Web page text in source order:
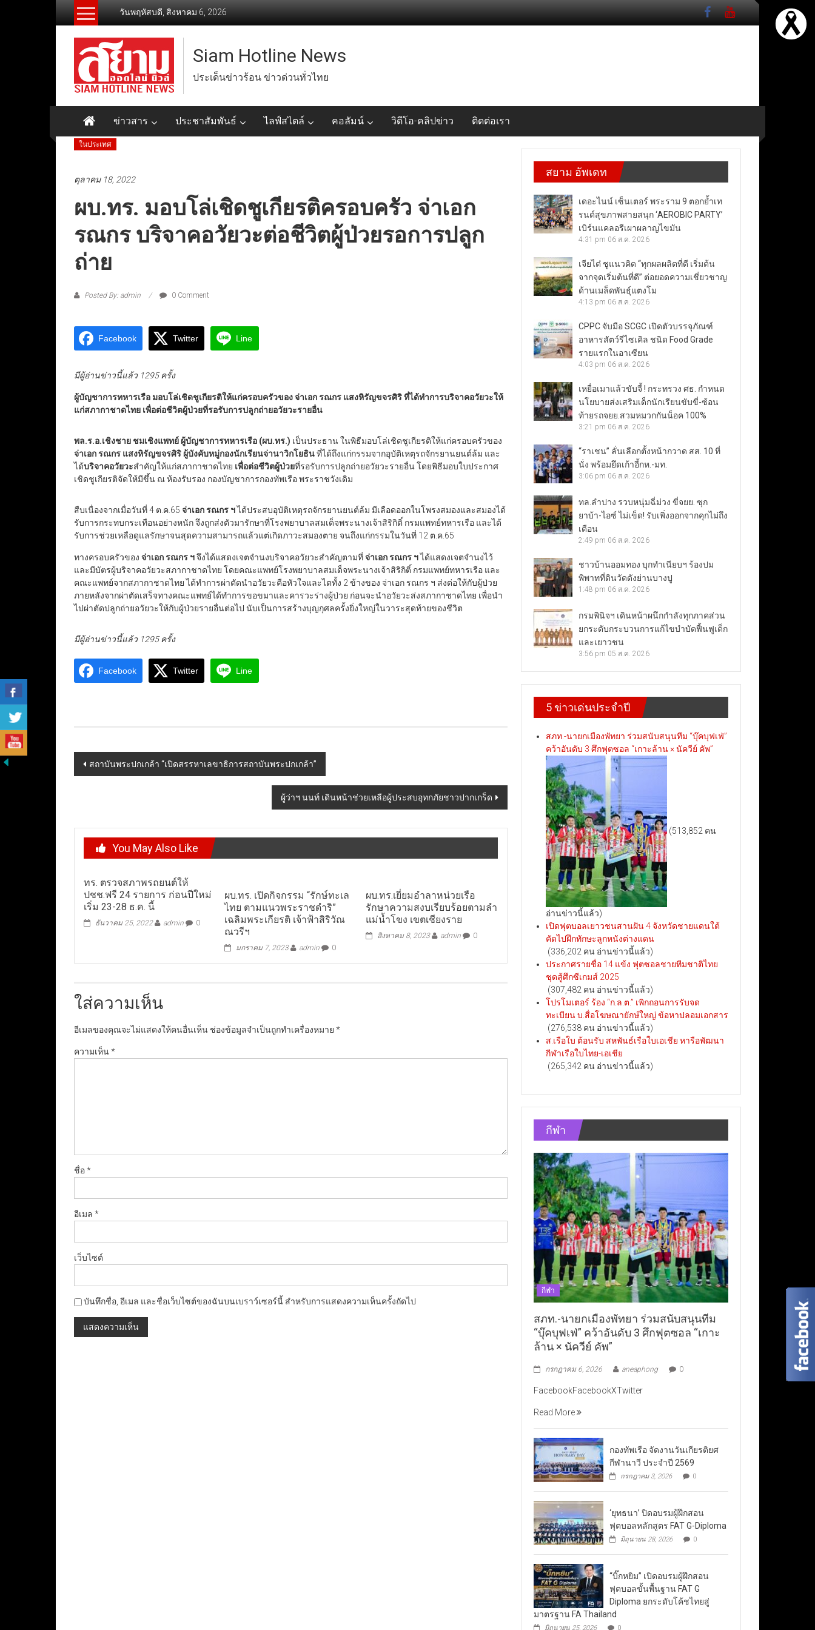
วันพฤหัสบดี, สิงหาคม 6, 2026
Siam Hotline News
ประเด็นข่าวร้อน ข่าวด่วนทั่วไทย
ข่าวสาร ประชาสัมพันธ์ ไลฟ์สไตล์ คอลัมน์ วิดีโอ-คลิปข่าว ติดต่อเรา
ในประเทศ
ตุลาคม 18, 2022
ผบ.ทร. มอบโล่เชิดชูเกียรติครอบครัว จ่าเอก
รณกร บริจาคอวัยวะต่อชีวิตผู้ป่วยรอการปลูก
ถ่าย
Posted By: admin 0 Comment
Facebook Twitter Line
มีผู้อ่านข่าวนี้แล้ว 1295 ครั้ง
ผู้บัญชาการทหารเรือ มอบโล่เชิดชูเกียรติให้แก่ครอบครัวของ จ่าเอก รณกร แสงหิรัญขจรศิริ ที่ได้ทำการบริจาคอวัยวะให้
แก่สภากาชาดไทย เพื่อต่อชีวิตผู้ป่วยที่รอรับการปลูกถ่ายอวัยวะรายอื่น
พล.ร.อ.เชิงชาย ชมเชิงแพทย์ ผู้บัญชาการทหารเรือ (ผบ.ทร.) เป็นประธาน ในพิธีมอบโล่เชิดชูเกียรติให้แก่ครอบครัวของ
จ่าเอก รณกร แสงหิรัญขจรศิริ ผู้บังคับหมู่กองนักเรียนจ่านาวิกโยธินที่ได้ถึงแก่กรรมจากอุบัติเหตุรถจักรยานยนต์ล้ม และ
ได้บริจาคอวัยวะสำคัญให้แก่สภากาชาดไทย เพื่อต่อชีวิตผู้ป่วยที่รอรับการปลูกถ่ายอวัยวะรายอื่น โดยพิธีมอบใบประกาศ
เชิดชูเกียรติจัดให้มีขึ้น ณ ห้องรับรอง กองบัญชาการกองทัพเรือ พระราชวังเดิม
สืบเนื่องจากเมื่อวันที่ 4 ต.ค.65 จ่าเอก รณกร ฯได้ประสบอุบัติเหตุรถจักรยานยนต์ล้ม มีเลือดออกในโพรงสมองและสมองได้
รับการกระทบกระเทือนอย่างหนัก จึงถูกส่งตัวมารักษาที่โรงพยาบาลสมเด็จพระนางเจ้าสิริกิติ์ กรมแพทย์ทหารเรือ และได้
รับการช่วยเหลือดูแลรักษาจนสุดความสามารถแล้วแต่เกิดภาวะสมองตาย จนถึงแก่กรรมในวันที่ 12 ต.ค.65
ทางครอบครัวของ จ่าเอก รณกร ฯจึงได้แสดงเจตจำนงบริจาคอวัยวะสำคัญตามที่จ่าเอก รณกร ฯได้แสดงเจตจำนงไว้
และมีบัตรผู้บริจาคอวัยวะสภากาชาดไทย โดยคณะแพทย์โรงพยาบาลสมเด็จพระนางเจ้าสิริกิติ์ กรมแพทย์ทหารเรือ และ
คณะแพทย์จากสภากาชาดไทย ได้ทำการผ่าตัดนำอวัยวะคือหัวใจและไตทั้ง 2 ข้างของ จ่าเอก รณกร ฯ ส่งต่อให้กับผู้ป่วย
ภายหลังจากผ่าตัดเสร็จทางคณะแพทย์ได้ทำการขอขมาและคารวะร่างผู้ป่วย ก่อนจะนำอวัยวะส่งสภากาชาดไทย เพื่อนำ
ไปผ่าตัดปลูกถ่ายอวัยวะให้กับผู้ป่วยรายอื่นต่อไป นับเป็นการสร้างบุญกุศลครั้งยิ่งใหญ่ในวาระสุดท้ายของชีวิต
มีผู้อ่านข่าวนี้แล้ว 1295 ครั้ง
Facebook Twitter Line
Post
สถาบันพระปกเกล้า “เปิดสรรหาเลขาธิการสถาบันพระปกเกล้า”
ผู้ว่าฯ นนท์ เดินหน้าช่วยเหลือผู้ประสบอุทกภัยชาวปากเกร็ด
You May Also Like
ทร. ตรวจสภาพรถยนต์ให้
ปชช.ฟรี 24 รายการ ก่อนปีใหม่
เริ่ม 23-28 ธ.ค. นี้
ธันวาคม 25, 2022 admin 0
ผบ.ทร. เปิดกิจกรรม “รักษ์ทะเล
ไทย ตามแนวพระราชดำริ”
เฉลิมพระเกียรติ เจ้าฟ้าสิริวัณ
ณวรีฯ
มกราคม 7, 2023 admin 0
ผบ.ทร.เยี่ยมอำลาหน่วยเรือ
รักษาความสงบเรียบร้อยตามลำ
แม่น้ำโขง เขตเชียงราย
สิงหาคม 8, 2023 admin 0
ใส่ความเห็น
อีเมลของคุณจะไม่แสดงให้คนอื่นเห็น ช่องข้อมูลจำเป็นถูกทำเครื่องหมาย *
ความเห็น*
ชื่อ*
อีเมล *
เว็บไซต์
บันทึกชื่อ, อีเมล และชื่อเว็บไซต์ของฉันบนเบราว์เซอร์นี้ สำหรับการแสดงความเห็นครั้งถัดไป
สยาม อัพเดท
เดอะไนน์ เซ็นเตอร์ พระราม 9 ตอกย้ำเท
รนด์สุขภาพสายสนุก ‘AEROBIC PARTY’
เบิร์นแคลอรีเผาผลาญไขมัน
4:31 pm 06 ส.ค. 2026
เจียไต๋ ชูแนวคิด “ทุกผลผลิตที่ดี เริ่มต้น
จากจุดเริ่มต้นที่ดี” ต่อยอดความเชี่ยวชาญ
ด้านเมล็ดพันธุ์แตงโม
4:13 pm 06 ส.ค. 2026
CPPC จับมือ SCGC เปิดตัวบรรจุภัณฑ์
อาหารสัตว์รีไซเคิล ชนิด Food Grade
รายแรกในอาเซียน
4:03 pm 06 ส.ค. 2026
เหยื่อเมาแล้วขับจี้ ! กระทรวง ศธ. กำหนด
นโยบายส่งเสริมเด็กนักเรียนขับขี่-ซ้อน
ท้ายรถจยย.สวมหมวกกันน็อค 100%
3:21 pm 06 ส.ค. 2026
“ราเชน” ลั่นเลือกตั้งหน้ากวาด สส. 10 ที่
นั่ง พร้อมยึดเก้าอี้กห.-มท.
3:06 pm 06 ส.ค. 2026
ทล.ลำปาง รวบหนุ่มฉี่ม่วง ขี่จยย. ซุก
ยาบ้า-ไอซ์ ไม่เข็ด! รับเพิ่งออกจากคุกไม่ถึง
เดือน
2:49 pm 06 ส.ค. 2026
ชาวบ้านออมทอง บุกทำเนียบฯ ร้องปม
พิพาทที่ดินวัดดังย่านบางปู
1:48 pm 06 ส.ค. 2026
กรมพินิจฯ เดินหน้าผนึกกำลังทุกภาคส่วน
ยกระดับกระบวนการแก้ไขบำบัดฟื้นฟูเด็ก
และเยาวชน
3:56 pm 05 ส.ค. 2026
5 ข่าวเด่นประจำปี
สภท.-นายกเมืองพัทยา ร่วมสนับสนุนทีม “บุ๊คบุฟเฟ่”
คว้าอันดับ 3 ศึกฟุตซอล “เกาะล้าน × นัควีย์ คัพ”
(513,852 คน
อ่านข่าวนี้แล้ว)
เปิดฟุตบอลเยาวชนสานฝัน 4 จังหวัดชายแดนใต้
คัดไปฝึกทักษะลูกหนังต่างแดน
(336,202 คน อ่านข่าวนี้แล้ว)
ประกาศรายชื่อ 14 แข้ง ฟุตซอลชายทีมชาติไทย
ชุดสู้ศึกซีเกมส์ 2025
(307,482 คน อ่านข่าวนี้แล้ว)
โปรโมเตอร์ ร้อง “ก.ล.ต.” เพิกถอนการรับจด
ทะเบียน บ.สื่อโฆษณายักษ์ใหญ่ ข้อหาปลอมเอกสาร
(276,538 คน อ่านข่าวนี้แล้ว)
ส.เรือใบ ต้อนรับ สหพันธ์เรือใบเอเชีย หารือพัฒนา
กีฬาเรือใบไทย-เอเชีย
(265,342 คน อ่านข่าวนี้แล้ว)
กีฬา
กีฬา
สภท.-นายกเมืองพัทยา ร่วมสนับสนุนทีม
“บุ๊คบุฟเฟ่” คว้าอันดับ 3 ศึกฟุตซอล “เกาะ
ล้าน × นัควีย์ คัพ”
กรกฎาคม 6, 2026 aneaphong 0
FacebookFacebookXTwitter
Read More
กองทัพเรือ จัดงานวันเกียรติยศ
กีฬานาวี ประจำปี 2569
กรกฎาคม 3, 2026 0
‘ยุทธนา’ ปิดอบรมผู้ฝึกสอน
ฟุตบอลหลักสูตร FAT G-Diploma
มิถุนายน 28, 2026 0
“บิ๊กหยิม” เปิดอบรมผู้ฝึกสอน
ฟุตบอลขั้นพื้นฐาน FAT G
Diploma ยกระดับโค้ชไทยสู่
มาตรฐาน FA Thailand
มิถุนายน 25, 2026 0